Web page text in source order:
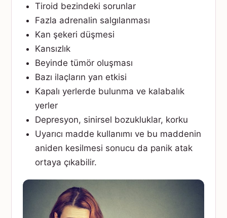
Tiroid bezindeki sorunlar
Fazla adrenalin salgılanması
Kan şekeri düşmesi
Kansızlık
Beyinde tümör oluşması
Bazı ilaçların yan etkisi
Kapalı yerlerde bulunma ve kalabalık
yerler
Depresyon, sinirsel bozukluklar, korku
Uyarıcı madde kullanımı ve bu maddenin
aniden kesilmesi sonucu da panik atak
ortaya çıkabilir.